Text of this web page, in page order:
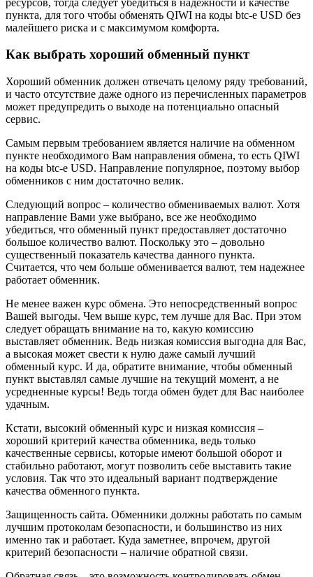
пункта, для того чтобы обменять QIWI на коды btc-e USD без
малейшего риска и с максимумом комфорта.
Как выбрать хороший обменный пункт
Хороший обменник должен отвечать целому ряду требований,
и часто отсутствие даже одного из перечисленных параметров
может предупредить о выходе на потенциально опасный
сервис.
Самым первым требованием является наличие на обменном
пункте необходимого Вам направления обмена, то есть QIWI
на коды btc-e USD. Направление популярное, поэтому выбор
обменников с ним достаточно велик.
Следующий вопрос – количество обмениваемых валют. Хотя
направление Вами уже выбрано, все же необходимо
убедиться, что обменный пункт предоставляет достаточно
большое количество валют. Поскольку это – довольно
существенный показатель качества данного пункта.
Считается, что чем больше обменивается валют, тем надежнее
работает обменник.
Не менее важен курс обмена. Это непосредственный вопрос
Вашей выгоды. Чем выше курс, тем лучше для Вас. При этом
следует обращать внимание на то, какую комиссию
выставляет обменник. Ведь низкая комиссия выгодна для Вас,
а высокая может свести к нулю даже самый лучший
обменный курс. И да, обратите внимание, чтобы обменный
пункт выставлял самые лучшие на текущий момент, а не
усредненные курсы! Ведь тогда обмен будет для Вас наиболее
удачным.
Кстати, высокий обменный курс и низкая комиссия –
хороший критерий качества обменника, ведь только
качественные сервисы, которые имеют большой оборот и
стабильно работают, могут позволить себе выставить такие
условия. Так что это идеальный вариант подтверждение
качества обменного пункта.
Защищенность сайта. Обменники должны работать по самым
лучшим протоколам безопасности, и большинство из них
именно так и работает. Куда заметнее, впрочем, другой
критерий безопасности – наличие обратной связи.